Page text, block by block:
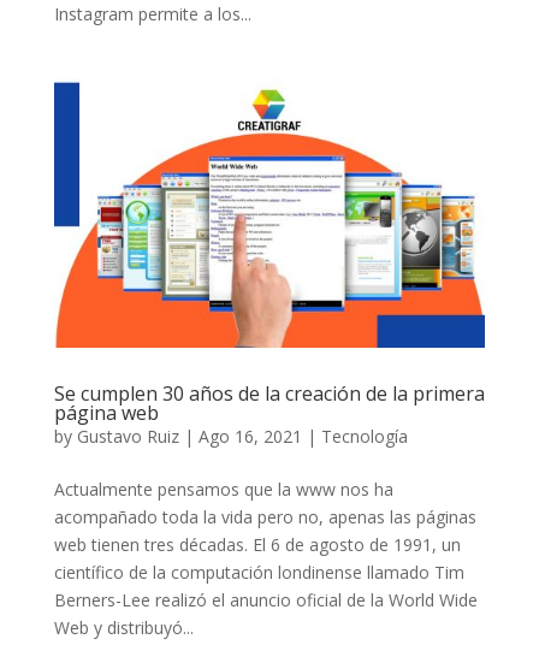
Instagram permite a los...
Se cumplen 30 años de la creación de la primera
página web
by Gustavo Ruiz| Ago 16, 2021 | Tecnología
Actualmente pensamos que la www nos ha
acompañado toda la vida pero no, apenas las páginas
web tienen tres décadas. El 6 de agosto de 1991, un
científico de la computación londinense llamado Tim
Berners-Lee realizó el anuncio oficial de la World Wide
Web y distribuyó...